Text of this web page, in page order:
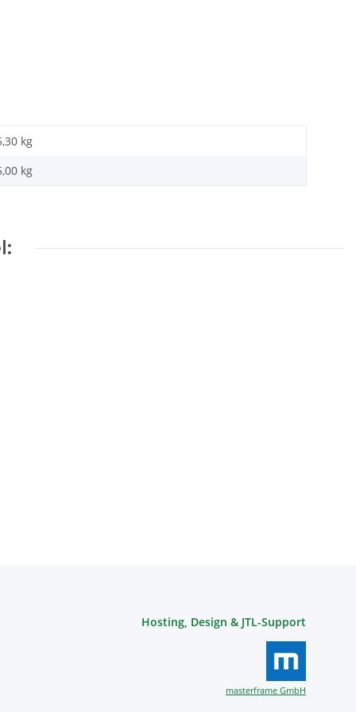
kg
kg
Hosting, Design & JTL-Support
masterframe GmbH